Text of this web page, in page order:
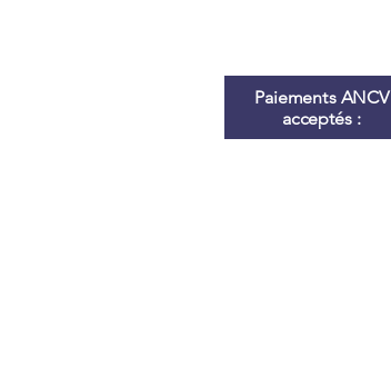
Paiements ANCV
acceptés :